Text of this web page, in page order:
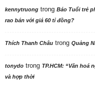
kennytruong trong Báo Tuổi trẻ
rao bán với giá 60 tỉ đồng?
Thích Thanh Châu trong Quảng
tonydo trong TP.HCM: “Văn hoá
và hợp thời